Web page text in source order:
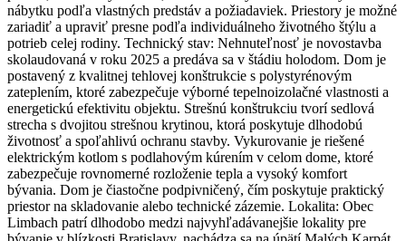
nábytku podľa vlastných predstáv a požiadaviek. Priestory je možné
zariadiť a upraviť presne podľa individuálneho životného štýlu a
potrieb celej rodiny. Technický stav: Nehnuteľnosť je novostavba
skolaudovaná v roku 2025 a predáva sa v štádiu holodom. Dom je
postavený z kvalitnej tehlovej konštrukcie s polystyrénovým
zateplením, ktoré zabezpečuje výborné tepelnoizolačné vlastnosti a
energetickú efektivitu objektu. Strešnú konštrukciu tvorí sedlová
strecha s dvojitou strešnou krytinou, ktorá poskytuje dlhodobú
životnosť a spoľahlivú ochranu stavby. Vykurovanie je riešené
elektrickým kotlom s podlahovým kúrením v celom dome, ktoré
zabezpečuje rovnomerné rozloženie tepla a vysoký komfort
bývania. Dom je čiastočne podpivničený, čím poskytuje praktický
priestor na skladovanie alebo technické zázemie. Lokalita: Obec
Limbach patrí dlhodobo medzi najvyhľadávanejšie lokality pre